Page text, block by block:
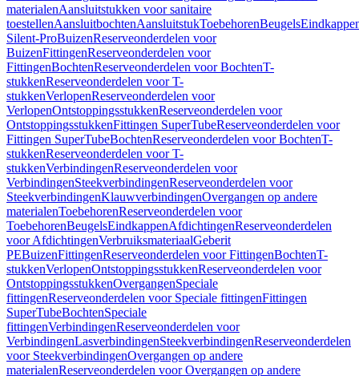
materialenAansluitstukken voor sanitaire
toestellenAansluitbochtenAansluitstukToebehorenBeugels
Silent-ProBuizenReserveonderdelen voor
BuizenFittingenReserveonderdelen voor
FittingenBochtenReserveonderdelen voor BochtenT-
stukkenReserveonderdelen voor T-
stukkenVerlopenReserveonderdelen voor
VerlopenOntstoppingsstukkenReserveonderdelen voor
OntstoppingsstukkenFittingen SuperTubeReserveonderdelen voor
Fittingen SuperTubeBochtenReserveonderdelen voor BochtenT-
stukkenReserveonderdelen voor T-
stukkenVerbindingenReserveonderdelen voor
VerbindingenSteekverbindingenReserveonderdelen voor
SteekverbindingenKlauwverbindingenOvergangen op andere
materialenToebehorenReserveonderdelen voor
ToebehorenBeugelsEindkappenAfdichtingenReserveonderdelen
voor AfdichtingenVerbruiksmateriaalGeberit
PEBuizenFittingenReserveonderdelen voor FittingenBochtenT-
stukkenVerlopenOntstoppingsstukkenReserveonderdelen voor
OntstoppingsstukkenOvergangenSpeciale
fittingenReserveonderdelen voor Speciale fittingenFittingen
SuperTubeBochtenSpeciale
fittingenVerbindingenReserveonderdelen voor
VerbindingenLasverbindingenSteekverbindingenReserveonderdelen
voor SteekverbindingenOvergangen op andere
materialenReserveonderdelen voor Overgangen op andere